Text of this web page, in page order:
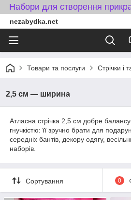
Набори для створення
nezabydka.net
Товари та послуги Стрічки і
2,5 см — ширина
Атласна стрічка 2,5 см добре
гнучкістю: її зручно брати для
середніх бантів, декору одягу,
наборів.
Сортування 0